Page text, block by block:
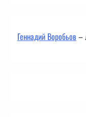
Геннадий Воробьов–